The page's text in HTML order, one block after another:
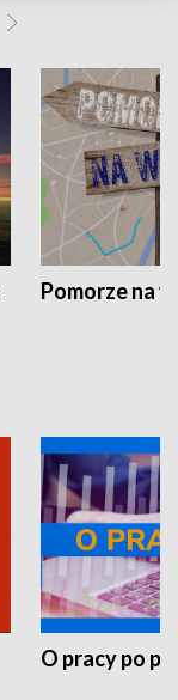
Pomorze na
O pracy po